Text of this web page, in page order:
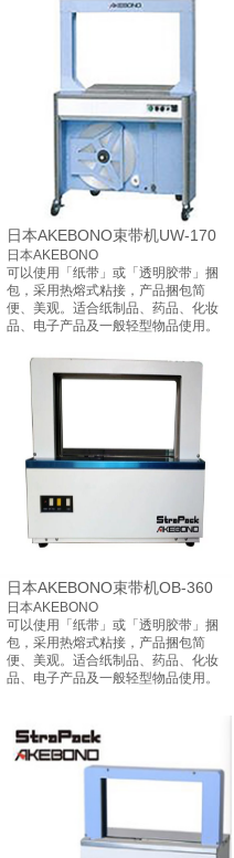
日本AKEBONO束带机UW-170
日本AKEBONO
可以使用「纸带」或「透明胶带」捆
包，采用热熔式粘接，产品捆包简
便、美观。适合纸制品、药品、化妆
品、电子产品及一般轻型物品使用。
日本AKEBONO束带机OB-360
日本AKEBONO
可以使用「纸带」或「透明胶带」捆
包，采用热熔式粘接，产品捆包简
便、美观。适合纸制品、药品、化妆
品、电子产品及一般轻型物品使用。